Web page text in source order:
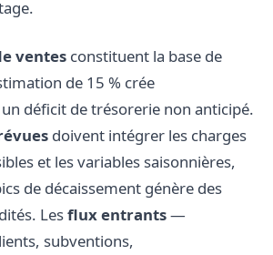
ventes constituent la base de
de 15 % crée
déficit de trésorerie non anticipé.
doivent intégrer les charges
et les variables saisonnières,
de décaissement génère des
Lesflux entrants—
subventions,